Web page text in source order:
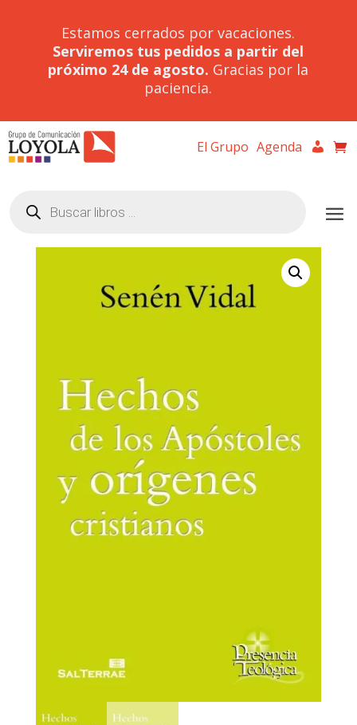
Estamos cerrados por vacaciones.
Serviremos tus pedidos a partir del
próximo 24 de agosto. Gracias por la
paciencia.
El Grupo Agenda
productos